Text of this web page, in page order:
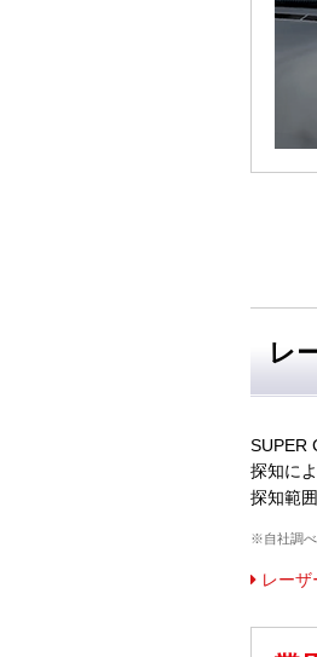
レ
SUPER
探知に
探知範
※自社調べ
レーザ